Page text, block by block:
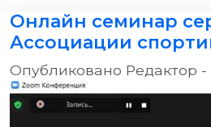
Онлайн семинар
Ассоциации
Опубликовано Редактор -